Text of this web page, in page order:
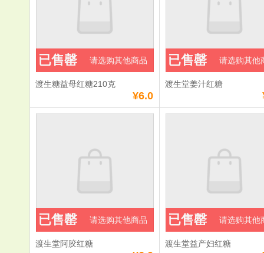
渡生糖益母红糖210克
¥6.0
已售罄 请选购其他商品
渡生堂姜汁红糖
已售罄 请选购其他
渡生堂阿胶红糖
已售罄 请选购其他商品
渡生堂益产妇红糖
已售罄 请选购其他